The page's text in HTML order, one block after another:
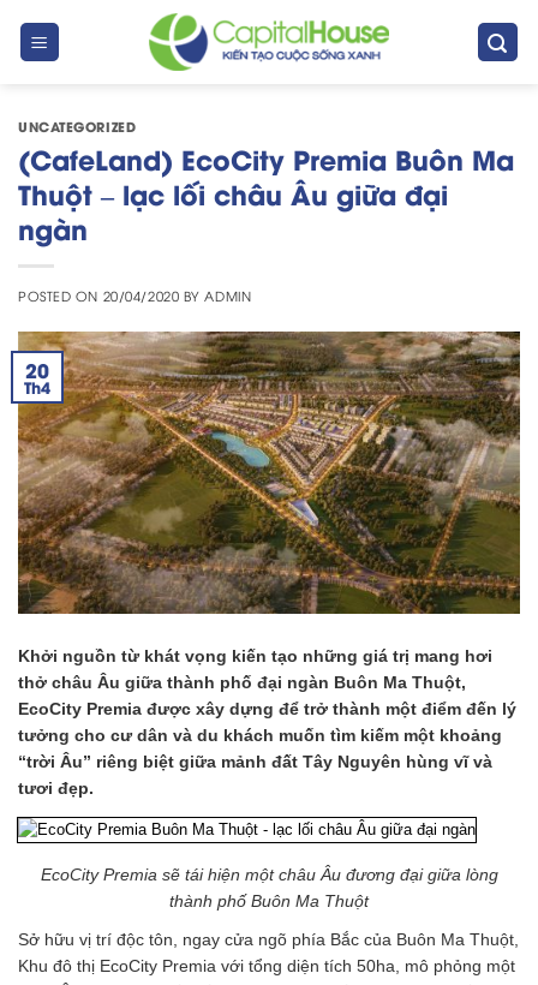
UNCATEGORIZED
(CafeLand) EcoCity Premia Buôn Ma
Thuột – lạc lối châu Âu giữa đại
ngàn
POSTED ON 20/04/2020 BY ADMIN
20
Th4
Khởi nguồn từ khát vọng kiến tạo những giá trị mang hơi
thở châu Âu giữa thành phố đại ngàn Buôn Ma Thuột,
EcoCity Premia được xây dựng để trở thành một điểm đến lý
tưởng cho cư dân và du khách muốn tìm kiếm một khoảng
“trời Âu” riêng biệt giữa mảnh đất Tây Nguyên hùng vĩ và
tươi đẹp.
EcoCity Premia sẽ tái hiện một châu Âu đương đại giữa lòng
thành phố Buôn Ma Thuột
Sở hữu vị trí độc tôn, ngay cửa ngõ phía Bắc của Buôn Ma Thuột,
Khu đô thị EcoCity Premia với tổng diện tích 50ha, mô phỏng một